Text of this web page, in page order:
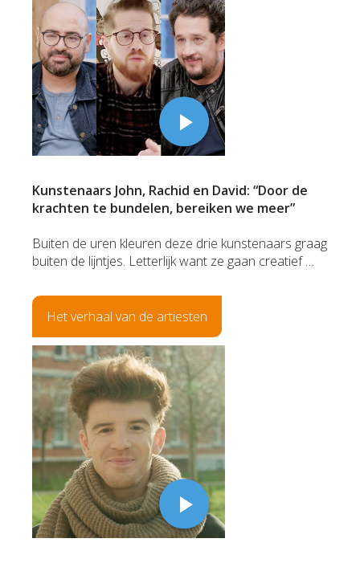
Kunstenaars John, Rachid en David: “Door de
krachten te bundelen, bereiken we meer”
Buiten de uren kleuren deze drie kunstenaars graag
buiten de lijntjes. Letterlijk want ze gaan creatief …
Het verhaal van de artiesten